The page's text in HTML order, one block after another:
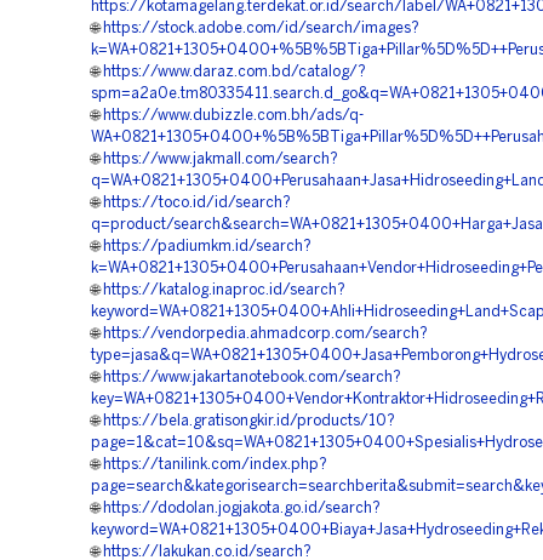
https://kotamagelang.terdekat.or.id/search/label/
🌐 https://stock.adobe.com/id/search/images?
🌐 https://www.daraz.com.bd/catalog/?
🌐 https://www.dubizzle.com.bh/ads/q-
🌐 https://www.jakmall.com/search?
🌐 https://toco.id/id/search?
q=product/
🌐 https://padiumkm.id/search?
🌐 https://katalog.inaproc.id/search?
🌐 https://vendorpedia.ahmadcorp.com/search?
🌐 https://www.jakartanotebook.com/search?
🌐 https://bela.gratisongkir.id/products/10?
🌐 https://tanilink.com/index.php?
🌐 https://dodolan.jogjakota.go.id/search?
🌐 https://lakukan.co.id/search?